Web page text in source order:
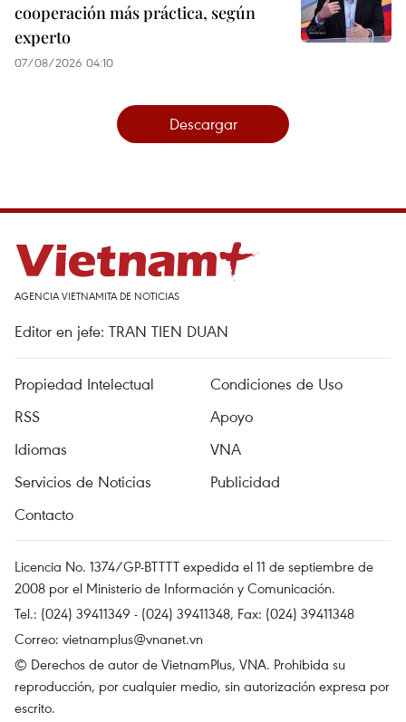
cooperación más práctica, según
experto
07/08/2026 04:10
Descargar
AGENCIA VIETNAMITA DE NOTICIAS
Editor en jefe: TRAN TIEN DUAN
Propiedad Intelectual
Condiciones de Uso
RSS
Apoyo
Idiomas
VNA
Servicios de Noticias
Publicidad
Contacto
Licencia No. 1374/GP-BTTTT expedida el 11 de septiembre de
2008 por el Ministerio de Información y Comunicación.
Tel.: (024) 39411349 - (024) 39411348, Fax: (024) 39411348
Correo: vietnamplus@vnanet.vn
© Derechos de autor de VietnamPlus, VNA. Prohibida su
reproducción, por cualquier medio, sin autorización expresa por
escrito.